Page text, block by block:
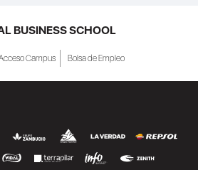
BUSINESS SCHOOL
Campus Bolsa de Empleo